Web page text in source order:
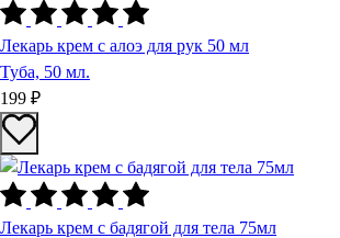
Лекарь крем с алоэ для рук 50 мл
Туба, 50 мл.
199 ₽
Лекарь крем с бадягой для тела 75мл